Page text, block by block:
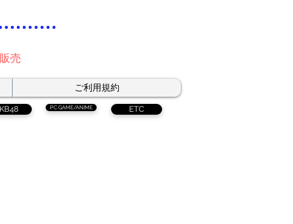
売
PC GAME/ANIME ETC
ご利用規約